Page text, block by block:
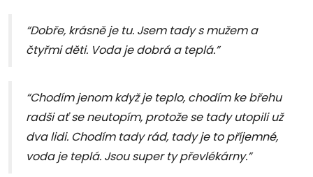
“Dobře, krásně je tu. Jsem tady s mužem a
čtyřmi děti. Voda je dobrá a teplá.”
“Chodím jenom když je teplo, chodím ke břehu
radši ať se neutopím, protože se tady utopili už
dva lidi. Chodím tady rád, tady je to příjemné,
voda je teplá. Jsou super ty převlékárny.”